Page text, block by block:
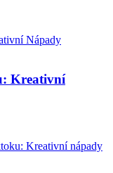
Kreativní
Kreativní nápady